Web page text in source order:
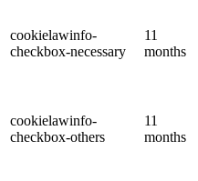
cookielawinfo-
checkbox-necessary
11
months
cookielawinfo-
checkbox-others
11
months